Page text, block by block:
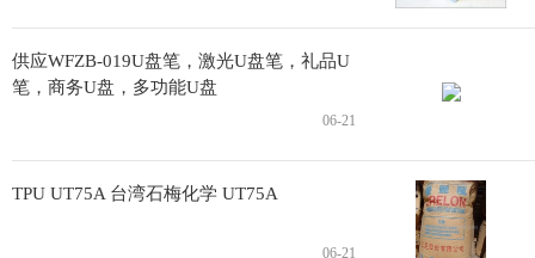
供应WFZB-019U盘笔，激光U盘笔，礼品U
笔，商务U盘，多功能U盘
06-21
TPU UT75A 台湾石梅化学 UT75A
06-21